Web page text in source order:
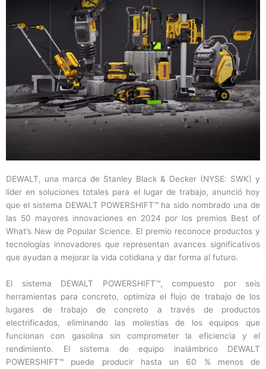
DEWALT, una marca de Stanley Black & Decker (NYSE: SWK) y
líder en soluciones totales para el lugar de trabajo, anunció hoy
que el sistema DEWALT POWERSHIFT™ ha sido nombrado una de
las 50 mayores innovaciones en 2024 por los premios Best of
What’s New de Popular Science. El premio reconoce productos y
tecnologías innovadores que representan avances significativos
que ayudan a mejorar la vida cotidiana y dar forma al futuro.
El sistema DEWALT POWERSHIFT™, compuesto por seis
herramientas para concreto, optimiza el flujo de trabajo de los
lugares de trabajo de concreto a través de productos
electrificados, eliminando las molestias de los equipos que
funcionan con gasolina sin comprometer la eficiencia y el
rendimiento. El sistema de equipo inalámbrico DEWALT
POWERSHIFT™ puede producir hasta un 60 % menos de